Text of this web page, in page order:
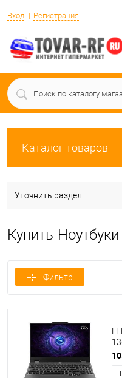
Вход Регистрация
Каталог товаров
Уточнить раздел
Купить-Ноутбуки
Фильтр